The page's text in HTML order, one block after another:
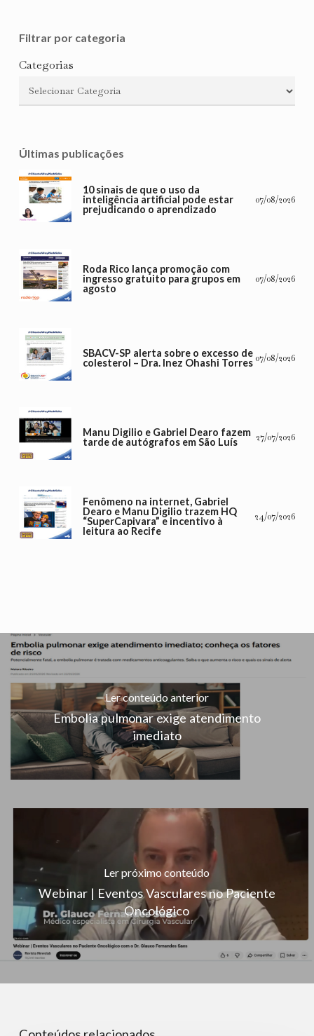
Filtrar por categoria
Categorias
Últimas publicações
10 sinais de que o uso da
inteligência artificial pode estar
prejudicando o aprendizado
07/08/2026
Roda Rico lança promoção com
ingresso gratuito para grupos em
agosto
07/08/2026
SBACV-SP alerta sobre o excesso de
colesterol – Dra. Inez Ohashi Torres 07/08/2026
Manu Digilio e Gabriel Dearo fazem
tarde de autógrafos em São Luís
27/07/2026
Fenômeno na internet, Gabriel
Dearo e Manu Digilio trazem HQ
“SuperCapivara” e incentivo à
leitura ao Recife
24/07/2026
Ler conteúdo anterior
Embolia pulmonar exige atendimento
imediato
Ler próximo conteúdo
Webinar | Eventos Vasculares no Paciente
Oncológico